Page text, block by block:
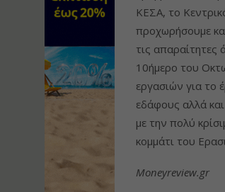
ΚΕΣΑ, το
προχωρήσουμε
τις απαραίτητες
10ήμερο του
εργασιών για το
εδάφους αλλά
με την πολύ
κομμάτι του
Moneyreview.gr